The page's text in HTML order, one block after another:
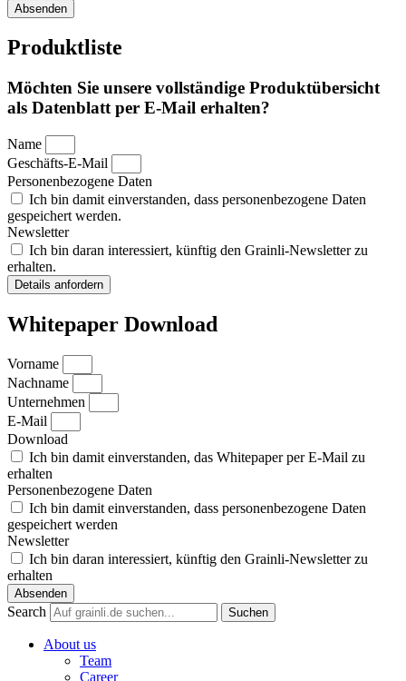
Absenden
Produktliste
Möchten Sie unsere vollständige Produktübersicht
als Datenblatt per E-Mail erhalten?
Name
Geschäfts-E-Mail
Personenbezogene Daten
Ich bin damit einverstanden, dass personenbezogene Daten
gespeichert werden.
Newsletter
Ich bin daran interessiert, künftig den Grainli-Newsletter zu
erhalten.
Details anfordern
Whitepaper Download
Vorname
Nachname
Unternehmen
E-Mail
Download
Ich bin damit einverstanden, das Whitepaper per E-Mail zu
erhalten
Personenbezogene Daten
Ich bin damit einverstanden, dass personenbezogene Daten
gespeichert werden
Newsletter
Ich bin daran interessiert, künftig den Grainli-Newsletter zu
erhalten
Absenden
Search Suchen
About us
Team
Career